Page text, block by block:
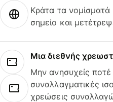
Κράτα τα
σημείο και
Μια διεθνής
Μην ανησυχείς ποτέ
συναλλαγματικές
χρεώσεις